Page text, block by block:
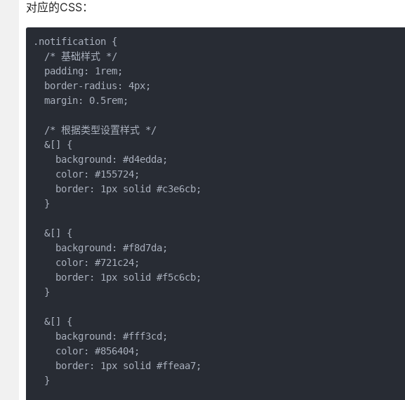
对应的CSS：
.notification {
  /* 基础样式 */
  padding: 1rem;
  border-radius: 4px;
  margin: 0.5rem;
  /* 根据类型设置样式 */
  &[] {
    background: #d4edda;
    color: #155724;
    border: 1px solid #c3e6cb;
  }
  &[] {
    background: #f8d7da;
    color: #721c24;
    border: 1px solid #f5c6cb;
  }
  &[] {
    background: #fff3cd;
    color: #856404;
    border: 1px solid #ffeaa7;
  }